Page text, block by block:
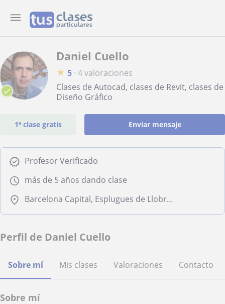
Daniel Cuello
★ 5 · 4 valoraciones
Clases de Autocad, clases de Revit, clases de
Diseño Gráfico
1ª clase gratis Enviar mensaje
Profesor Verificado
más de 5 años dando clase
Barcelona Capital, Esplugues de Llobregat, Sant Feliu de Llobregat, Sant Just Desvern
Perfil de Daniel Cuello
Sobre mí Mis clases Valoraciones Contacto
Sobre mí